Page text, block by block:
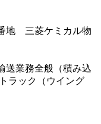
地 三菱ケミカル物
送業務全般（積み込
ラック（ウイング